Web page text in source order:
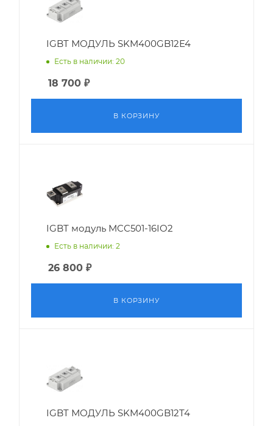
IGBT МОДУЛЬ SKM400GB12E4
Есть в наличии: 20
18 700 ₽
В КОРЗИНУ
IGBT модуль MCC501-16IO2
Есть в наличии: 2
26 800 ₽
В КОРЗИНУ
IGBT МОДУЛЬ SKM400GB12T4